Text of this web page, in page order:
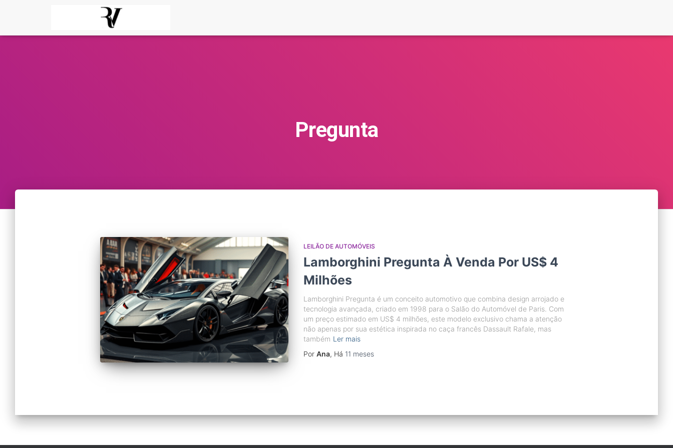
Pregunta
LEILÃO DE AUTOMÓVEIS
Lamborghini Pregunta À Venda Por US$ 4
Milhões
Lamborghini Pregunta é um conceito automotivo que combina design arrojado e
tecnologia avançada, criado em 1998 para o Salão do Automóvel de Paris. Com
um preço estimado em US$ 4 milhões, este modelo exclusivo chama a atenção
não apenas por sua estética inspirada no caça francês Dassault Rafale, mas
também Ler mais
Por Ana, Há 11 meses